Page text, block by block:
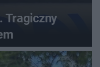
Tragiczny